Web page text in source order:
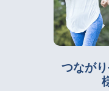
つながり